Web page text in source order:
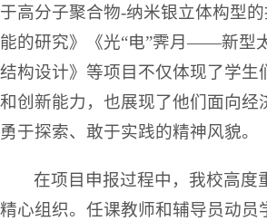
于高分子聚合物-纳米银立体构型
能的研究》《光“电”霁月——新型
结构设计》等项目不仅体现了学生
和创新能力，也展现了他们面向经
勇于探索、敢于实践的精神风貌。
在项目申报过程中，我校高度
精心组织。任课教师和辅导员动员